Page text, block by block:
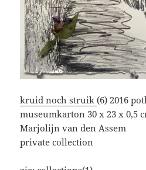
kruid noch struik(6) 2016
museumkarton 30 x 23 x 0,5
Marjolijn van den Assem
private collection